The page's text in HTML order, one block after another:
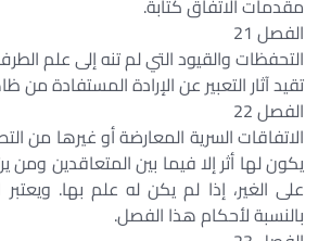
مقدمات الاتفاق كتابة.
الفصل 21
التحفظات والقيود التي لم تنه إلى علم
تقيد آثار التعبير عن الإرادة المستفادة من
الفصل 22
الاتفاقات السرية المعارضة أو غيرها من
يكون لها أثر إلا فيما بين المتعاقدين ومن
على الغير، إذا لم يكن له علم بها.
بالنسبة لأحكام هذا الفصل.